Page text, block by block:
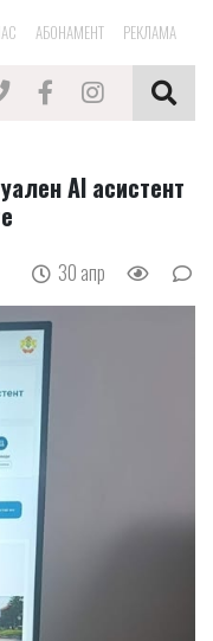
АБОНАМЕНТ РЕКЛАМА
AI асистент
30 апр